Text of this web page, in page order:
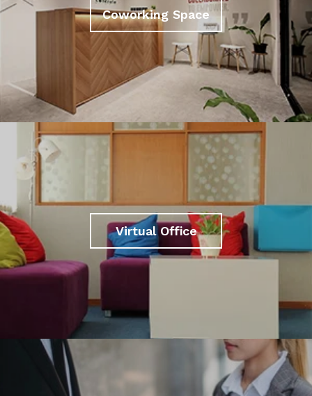
Coworking Space
Virtual Office